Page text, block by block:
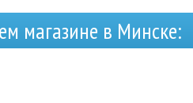
магазине в Минске: